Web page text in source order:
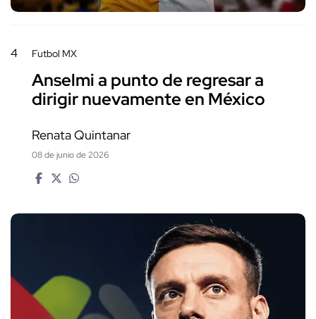
4 Futbol MX
Anselmi a punto de regresar a
dirigir nuevamente en México
Renata Quintanar
08 de junio de 2026